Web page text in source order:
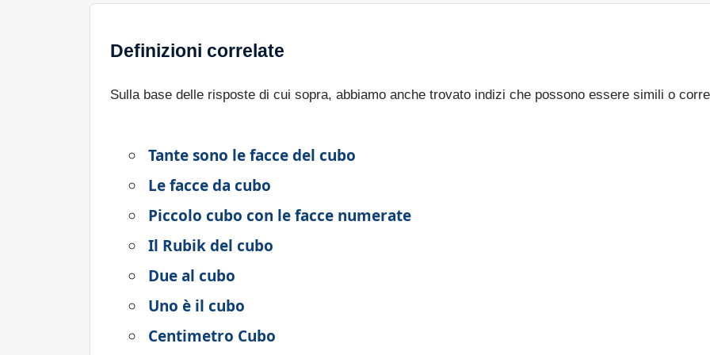
Definizioni correlate
Sulla base delle risposte di cui sopra, abbiamo anche trovato indizi che possono essere simili o
Tante sono le facce del cubo
Le facce da cubo
Piccolo cubo con le facce numerate
Il Rubik del cubo
Due al cubo
Uno è il cubo
Centimetro Cubo